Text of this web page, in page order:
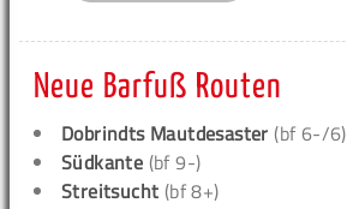
Neue Barfuß Routen
Dobrindts Mautdesaster (bf 6-/6)
Südkante (bf 9-)
Streitsucht (bf 8+)